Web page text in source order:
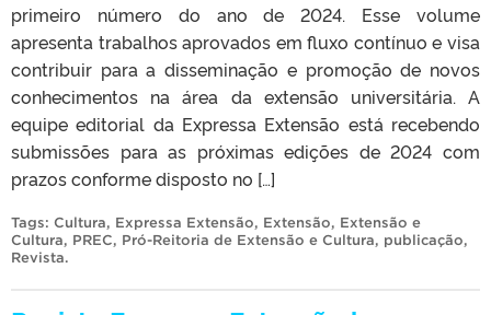
primeiro número do ano de 2024. Esse volume
apresenta trabalhos aprovados em fluxo contínuo e visa
contribuir para a disseminação e promoção de novos
conhecimentos na área da extensão universitária. A
equipe editorial da Expressa Extensão está recebendo
submissões para as próximas edições de 2024 com
prazos conforme disposto no […]
Tags: Cultura, Expressa Extensão, Extensão, Extensão e
Cultura, PREC, Pró-Reitoria de Extensão e Cultura, publicação,
Revista.